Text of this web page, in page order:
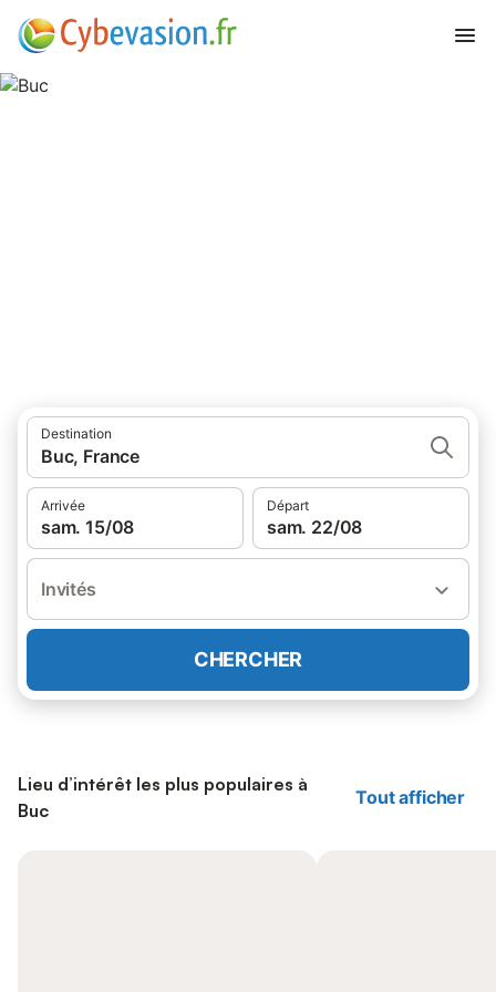
Destination
Buc, France
Arrivée
sam. 15/08
Départ
sam. 22/08
Invités
CHERCHER
Lieu d’intérêt les plus populaires à
Buc
Tout afficher